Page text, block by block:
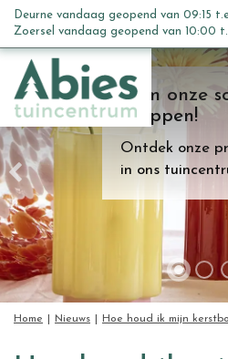
n
c
o
n
t
e
n
t
Kom onze
shoppen!
Ontdek onze
in ons
Home Nieuws Hoe houd ik mijn
Deurne vandaag geopend van 09:15
Zoersel vandaag geopend van 10:00